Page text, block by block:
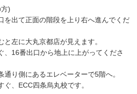
)
を出て正面の階段を上り右へ進んでくだ
左に大丸京都店が見えます。
、16番出口から地上に上がってくださ
り側にあるエレベーターで5階へ。
、ECC四条烏丸校です。